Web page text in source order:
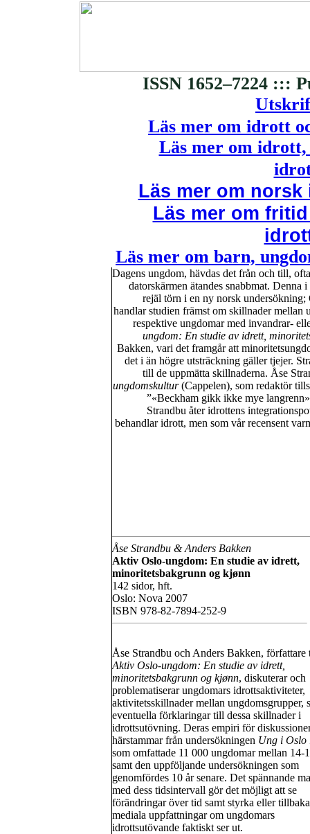
ISSN 1652–7224 :::
Läs mer om idrott
Läs mer om
Läs mer om
Läs mer om
Läs mer om barn,
Dagens ungdom, hävdas det från och till,
datorskärmen ätandes snabbmat.
rejäl törn i en ny norsk
handlar studien främst om skillnader mellan
respektive ungdomar med invandrar-
ungdom: En studie av idrett,
Bakken, vari det framgår att
det i än högre utsträckning gäller tjejer.
till de uppmätta skillnaderna. Åse
ungdomskultur(Cappelen), som redaktör
”«Beckham gikk ikke mye
Strandbu åter idrottens
behandlar idrott, men som vår recensent
Åse Strandbu & Anders Bakken
Aktiv Oslo-ungdom: En studie av idrett,
minoritetsbakgrunn og kjønn
142 sidor, hft.
Oslo: Nova 2007
ISBN 978-82-7894-252-9
Åse Strandbu och Anders Bakken, författare
Aktiv Oslo-ungdom: En studie av idrett,
minoritetsbakgrunn og kjønn, diskuterar och
problematiserar ungdomars idrottsaktiviteter,
aktivitetsskillnader mellan ungdomsgrupper,
eventuella förklaringar till dessa skillnader i
idrottsutövning. Deras empiri för
härstammar från undersökningen Ung i Oslo
som omfattade 11 000 ungdomar mellan 14-
samt den uppföljande undersökningen som
genomfördes 10 år senare. Det spännande
med dess tidsintervall gör det möjligt att se
förändringar över tid samt styrka eller
mediala uppfattningar om ungdomars
idrottsutövande faktiskt ser ut.